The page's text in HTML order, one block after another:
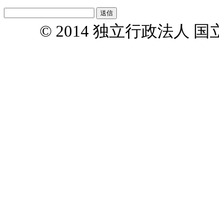
© 2014 独立行政法人 国